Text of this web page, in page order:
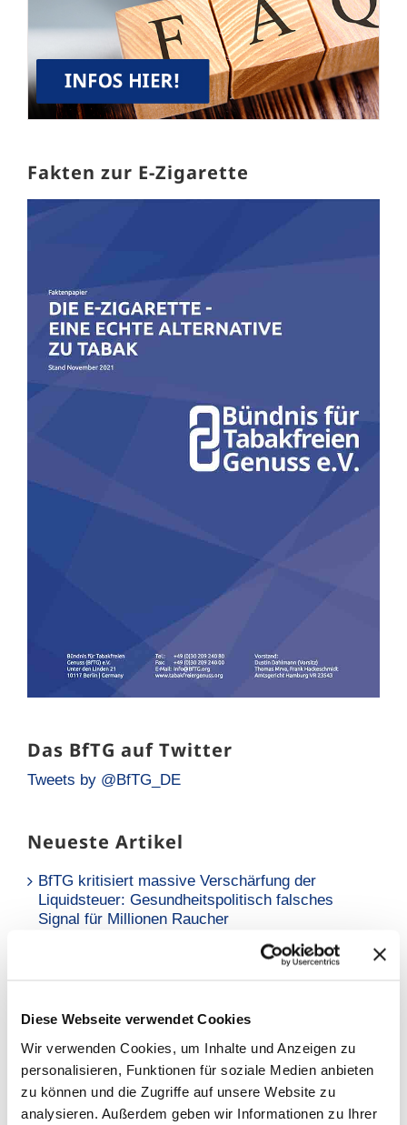
Diese Webseite verwendet Cookies
Wir verwenden Cookies, um Inhalte und Anzeigen zu
personalisieren, Funktionen für soziale Medien anbieten
zu können und die Zugriffe auf unsere Website zu
analysieren. Außerdem geben wir Informationen zu Ihrer
Fakten zur E-Zigarette
Das BfTG auf Twitter
Tweets by @BfTG_DE
Neueste Artikel
BfTG kritisiert massive Verschärfung der
Liquidsteuer: Gesundheitspolitisch falsches
Signal für Millionen Raucher
Neue Analyse: Falsche Risikowahrnehmung hält
BfTG zum Referentenentwurf des
Grundproblem nicht – Kritik an
Stellungnahmefrist